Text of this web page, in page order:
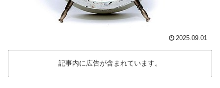
2025.09.01
記事内に広告が含まれています。